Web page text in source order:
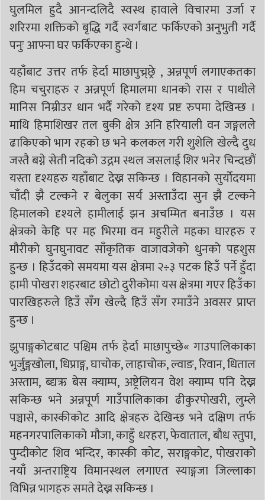
घुलमिल हुदै आनन्दलिदै स्वस्थ हावाले विचारमा उर्जा र
शरिरमा शक्तिको बृद्धि गर्दै स्वर्गबाट फर्किएको अनुभुती गर्दै
पनुः आफ्ना घर फर्किएका हुन्थे ।
यहाँबाट उत्तर तर्फ हेर्दा माछापुच्र्छ्रे , अन्नपूर्ण लगाएकतका
हिम चचुराहरु र अन्नपूर्ण हिमालमा धानको रास र पाथीले
मानिस निम्रीउर धान भर्दै गरेको दृश्य प्रष्ट रुपमा देखिन्छ ।
माथि हिमाशिखर तल बुकी क्षेत्र अनि हरियाली वन जङ्गलले
ढाकिएको भाग रहको छ भने कलकल गरी शुशेलि खेल्दै दुध
जस्तै बग्ने सेती नदिको उद्गम स्थल जसलाई शिर भनेर चिन्दछौं
यस्ता दृश्यहरु यहाँबाट देख्न सकिन्छ । विहानको सुर्याेदयमा
चाँदी झै टल्कने र बेलुका सर्य अस्ताउँदा सुन झै टल्कने
हिमालको दृश्यले हामीलाई झन अचम्मित बनाउँछ । यस
क्षेत्रको केहि पर मह भिरमा वन महुरीले महका घारहरु र
मौरीको घुनघुनावट साँकृतिक वाजावजेको धुनको पहशुस
हुन्छ । हिउँदको समयमा यस क्षेत्रमा २÷३ पटक हिउँ पर्ने हुँदा
हामी पोखरा शहरबाट छोटो दुरीकोमा यस क्षेत्रमा गएर हिउँका
पारखिहरुले हिउँ सँग खेल्दै हिउँ सँग रमाउँने अवसर प्राप्त
हुन्छ ।
झुपाङ्गकोटबाट पश्चिम तर्फ हेर्दा माछापुच्छे« गाउपालिकाका
भुर्जुङ्गखोला, धिप्राङ्ग, घाचोक, लाहाचोक, ल्वाङ, रिवान, धिताल
अस्ताम, ब्द्यऋ बेस क्याम्प, अष्ट्रेलियन वेश क्याम्प पनि देख्न
सकिन्छ भने अन्नपूर्ण गाउँपालिकाका ढीकुरपोखरी, लुम्ले
पञ्चासे, कास्कीकोट आदि क्षेत्रहरु देखिन्छ भने दक्षिण तर्फ
महनगरपालिकाको मौजा, काहुँ धरहरा, फेवाताल, बौध स्तुपा,
पुम्दीकोट शिव भन्दिर, कास्की कोट, सराङ्गकोट, पोखराको
नयाँ अन्तराष्ट्रिय विमानस्थल लगाएत स्याङ्गजा जिल्लाका
विभिन्न भागहरु समते देख्न सकिन्छ ।